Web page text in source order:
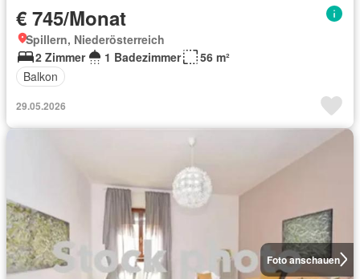
€ 745/Monat
Spillern, Niederösterreich
2 Zimmer
1 Badezimmer
56 m²
Balkon
29.05.2026
Foto anschauen